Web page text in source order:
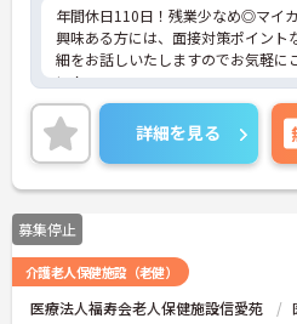
年間休日110日！残業少なめ◎マイ
興味ある方には、面接対策ポイント
細をお話しいたしますのでお気軽に
い！
詳細を見る
募集停止
介護老人保健施設（老健）
医療法人福寿会老人保健施設信愛苑